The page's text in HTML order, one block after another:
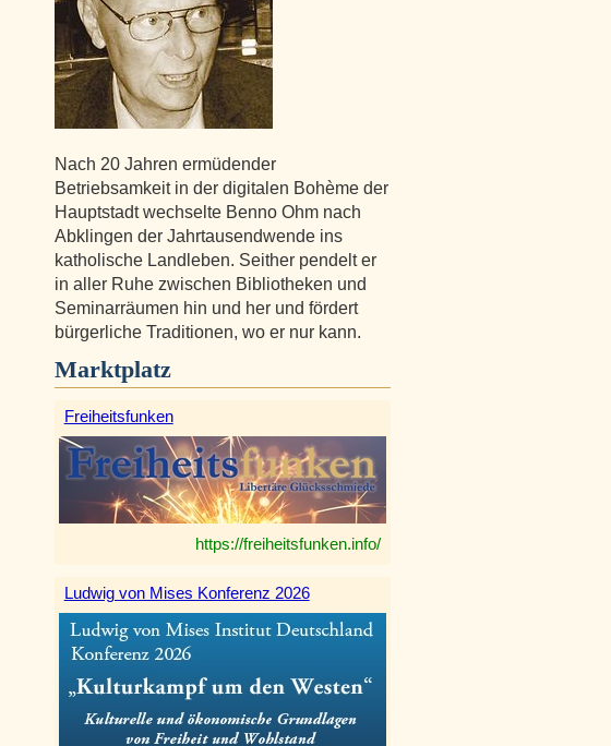
Nach 20 Jahren ermüdender
Betriebsamkeit in der digitalen Bohème der
Hauptstadt wechselte Benno Ohm nach
Abklingen der Jahrtausendwende ins
katholische Landleben. Seither pendelt er
in aller Ruhe zwischen Bibliotheken und
Seminarräumen hin und her und fördert
bürgerliche Traditionen, wo er nur kann.
Marktplatz
Freiheitsfunken
https://freiheitsfunken.info/
Ludwig von Mises Konferenz 2026